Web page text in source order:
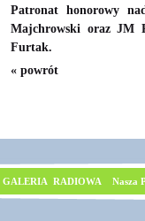
Patronat honorowy
Majchrowski oraz JM
Furtak.
« powrót
GALERIA RADIOWA Nasza